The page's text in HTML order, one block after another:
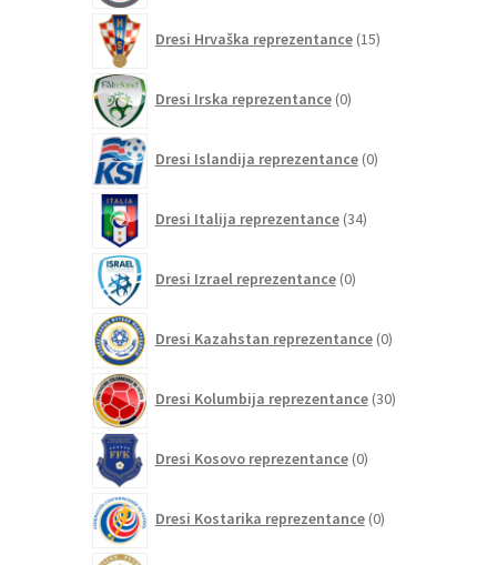
Dresi Hrvaška reprezentance 15izdelkov
Dresi Irska reprezentance 0izdelkov
Dresi Islandija reprezentance 0izdelkov
Dresi Italija reprezentance 34izdelkov
Dresi Izrael reprezentance 0izdelkov
Dresi Kazahstan reprezentance 0izdelkov
Dresi Kolumbija reprezentance 30izdelkov
Dresi Kosovo reprezentance 0izdelkov
Dresi Kostarika reprezentance 0izdelkov